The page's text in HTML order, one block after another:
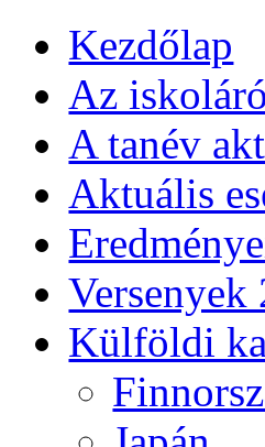
Kezdőlap
Az
A tanév
Aktuális
Versenyek
Külföldi